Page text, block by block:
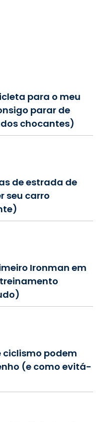
para o meu
parar de
chocantes)
de estrada de
seu carro
Ironman em
treinamento
ciclismo podem
(e como evitá-